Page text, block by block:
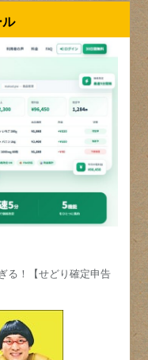
ル
る！【せどり確定申告